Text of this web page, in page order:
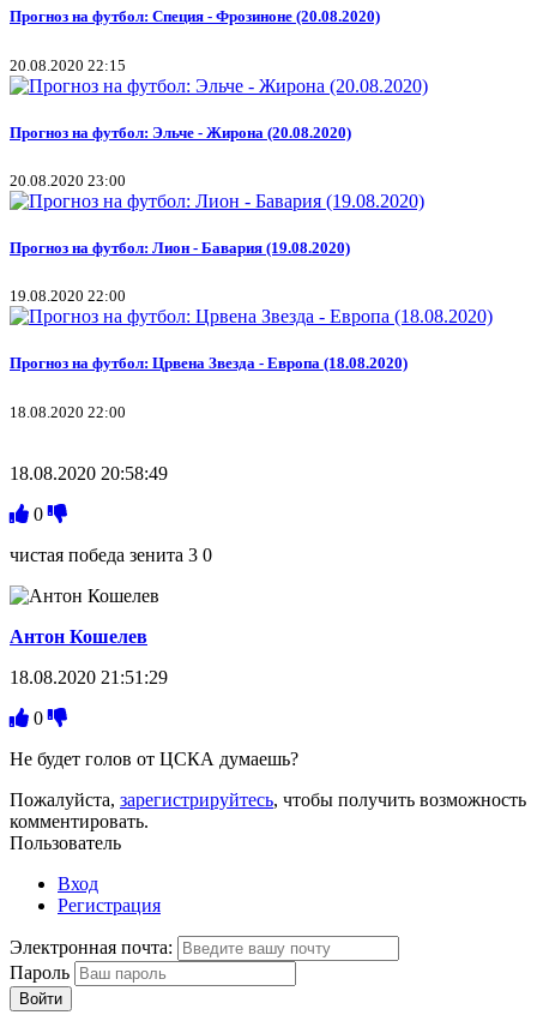
Прогноз на футбол: Специя - Фрозиноне (20.08.2020)
20.08.2020 22:15
Прогноз на футбол: Эльче - Жирона (20.08.2020)
20.08.2020 23:00
Прогноз на футбол: Лион - Бавария (19.08.2020)
19.08.2020 22:00
Прогноз на футбол: Црвена Звезда - Европа (18.08.2020)
18.08.2020 22:00
18.08.2020 20:58:49
0
чистая победа зенита 3 0
Антон Кошелев
18.08.2020 21:51:29
0
Не будет голов от ЦСКА думаешь?
Пожалуйста, зарегистрируйтесь, чтобы получить возможность
комментировать.
Пользователь
Вход
Регистрация
Электронная почта:
Пароль
Войти